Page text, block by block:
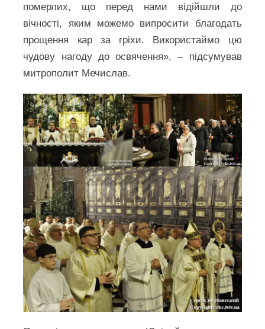
померлих, що перед нами відійшли до
вічності, яким можемо випросити благодать
прощення кар за гріхи. Використаймо цю
чудову нагоду до освячення», – підсумував
митрополит Мечислав.